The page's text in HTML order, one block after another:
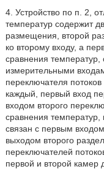
4. Устройство по п. 2,
температур содержит
размещения, второй
ко второму входу, а
сравнения температур,
измерительными
переключателя
каждый, первый вход
входом второго
сравнения температур,
связан с первым
выходом второго
переключателей
первой и второй камер